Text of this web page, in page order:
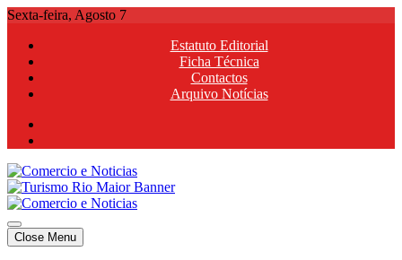
Skip
content
Sexta-feira, Agosto 7
Estatuto Editorial
Ficha Técnica
Contactos
Arquivo Notícias
Comercio e Noticias
Notícias e Publicidade Online
Comercio e Noticias
Notícias e Publicidade Online
Close Menu